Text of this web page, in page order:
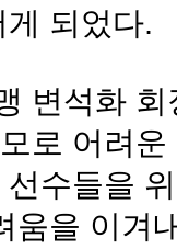
되었다.
변석화
로 어려
선수들을
움을 이겨